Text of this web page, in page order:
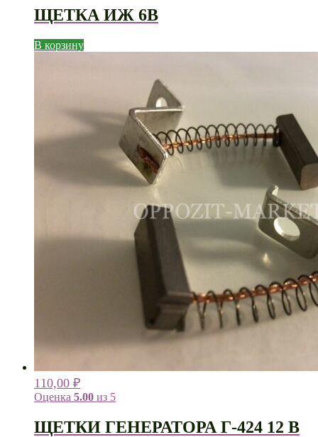
ЩЕТКА ИЖ 6В
В корзину
110,00 ₽
Оценка 5.00 из 5
ЩЕТКИ ГЕНЕРАТОРА Г-424 12 В